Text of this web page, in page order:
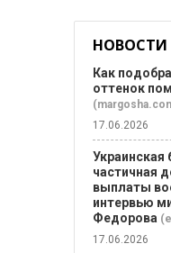
НОВОСТИ
Как
оттенок
17.06.2026
Украинская
частичная
выплаты
интервью
Федорова
17.06.2026